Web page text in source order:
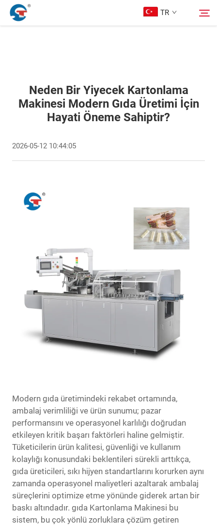
TR
Ürünler
Tasarım Örnekleri
Hizmet
Bize Ulaşın
Neden Bir Yiyecek Kartonlama
Makinesi Modern Gıda Üretimi İçin
Hayati Öneme Sahiptir?
2026-05-12 10:44:05
Modern gıda üretimindeki rekabet ortamında,
ambalaj verimliliği ve ürün sunumu; pazar
performansını ve operasyonel karlılığı doğrudan
etkileyen kritik başarı faktörleri haline gelmiştir.
Tüketicilerin ürün kalitesi, güvenliği ve kullanım
kolaylığı konusundaki beklentileri sürekli arttıkça,
gıda üreticileri, sıkı hijyen standartlarını korurken aynı
zamanda operasyonel maliyetleri azaltarak ambalaj
süreçlerini optimize etme yönünde giderek artan bir
baskı altındadır. gıda Kartonlama Makinesi bu
sistem, bu çok yönlü zorluklara çözüm getiren